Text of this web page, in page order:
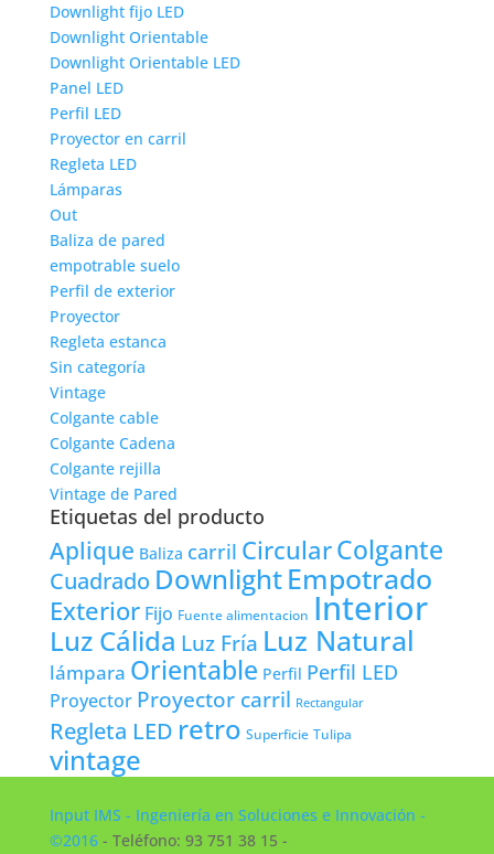
Downlight fijo LED
Downlight Orientable
Downlight Orientable LED
Panel LED
Perfil LED
Proyector en carril
Regleta LED
Lámparas
Out
Baliza de pared
empotrable suelo
Perfil de exterior
Proyector
Regleta estanca
Sin categoría
Vintage
Colgante cable
Colgante Cadena
Colgante rejilla
Vintage de Pared
Etiquetas del producto
Aplique Baliza carril CircularColgante
Cuadrado DownlightEmpotrado
Exterior Fijo Fuente alimentacion Interior
Luz Cálida Luz Fría Luz Natural
lámpara Orientable Perfil Perfil LED
Proyector Proyector carril Rectangular
Regleta LED retro Superficie Tulipa
vintage
Input IMS - Ingeniería en Soluciones e Innovación -
©2016- Teléfono: 93 751 38 15 -